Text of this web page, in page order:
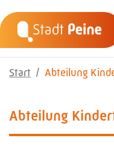
Zum Hauptinhalt springen
Start Abteilung
Abteilung